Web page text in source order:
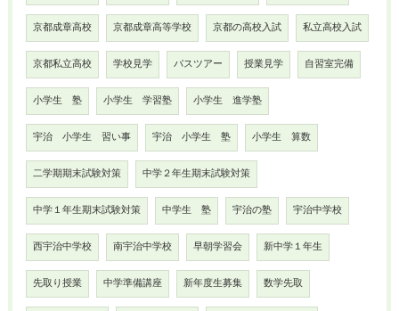
京都成章高校 京都成章高等学校 京都の高校入試 私立高校入試
京都私立高校 学校見学 バスツアー 授業見学 自習室完備
小学生 塾 小学生 学習塾 小学生 進学塾
宇治 小学生 習い事 宇治 小学生 塾 小学生 算数
二学期期末試験対策 中学２年生期末試験対策
中学１年生期末試験対策 中学生 塾 宇治の塾 宇治中学校
西宇治中学校 南宇治中学校 早朝学習会 新中学１年生
先取り授業 中学準備講座 新年度生募集 数学先取